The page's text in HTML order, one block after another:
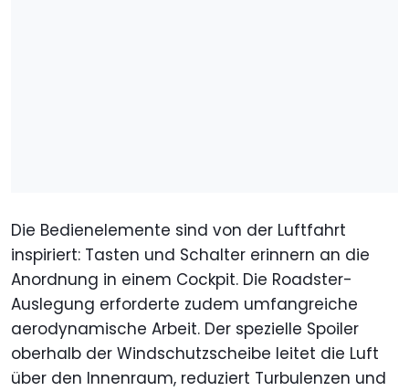
Die Bedienelemente sind von der Luftfahrt
inspiriert: Tasten und Schalter erinnern an die
Anordnung in einem Cockpit. Die Roadster-
Auslegung erforderte zudem umfangreiche
aerodynamische Arbeit. Der spezielle Spoiler
oberhalb der Windschutzscheibe leitet die Luft
über den Innenraum, reduziert Turbulenzen und